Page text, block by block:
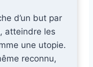
d’un but par
atteindre les
une utopie.
reconnu,